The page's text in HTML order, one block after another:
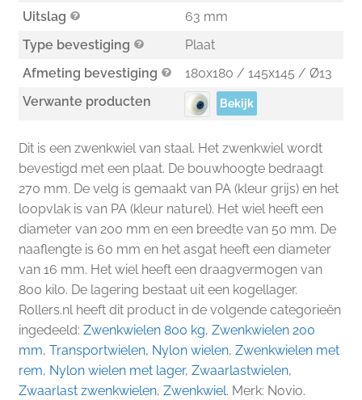
Dit is een zwenkwiel van staal. Het zwenkwiel wordt
bevestigd met een plaat. De bouwhoogte bedraagt
270 mm. De velg is gemaakt van PA (kleur grijs) en het
loopvlak is van PA (kleur naturel). Het wiel heeft een
diameter van 200 mm en een breedte van 50 mm. De
naaflengte is 60 mm en het asgat heeft een diameter
van 16 mm. Het wiel heeft een draagvermogen van
800 kilo. De lagering bestaat uit een kogellager.
Rollers.nl heeft dit product in de volgende categorieën
ingedeeld: Zwenkwielen 800 kg, Zwenkwielen 200
mm, Transportwielen, Nylon wielen, Zwenkwielen met
rem, Nylon wielen met lager, Zwaarlastwielen,
Zwaarlast zwenkwielen, Zwenkwiel. Merk: Novio.
Uitslag
63 mm
Type bevestiging
Plaat
Afmeting bevestiging
180x180 / 145x145 / Ø13
Verwante producten
Bekijk